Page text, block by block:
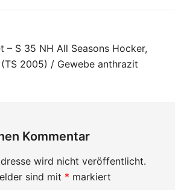
– S 35 NH All Seasons Hocker,
2005) / Gewebe anthrazit
Kommentar
wird nicht veröffentlicht.
sind mit * markiert